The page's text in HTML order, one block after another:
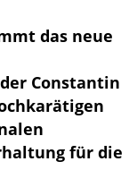
das neue
Constantin
für die